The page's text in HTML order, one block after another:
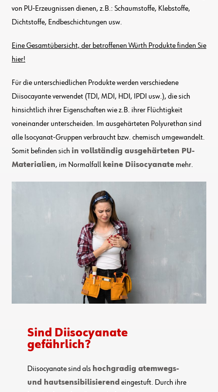
von PU-Erzeugnissen dienen, z.B.: Schaumstoffe, Klebstoffe,
Dichtstoffe, Endbeschichtungen usw.
Eine Gesamtübersicht, der betroffenen Würth Produkte finden Sie
hier!
Für die unterschiedlichen Produkte werden verschiedene
Diisocayante verwendet (TDI, MDI, HDI, IPDI usw.), die sich
hinsichtlich ihrer Eigenschaften wie z.B. ihrer Flüchtigkeit
voneinander unterscheiden. Im ausgehärteten Polyurethan sind
alle Isocyanat-Gruppen verbraucht bzw. chemisch umgewandelt.
Somit befinden sich in vollständig ausgehärteten PU-
Materialien, im Normalfall keine Diisocyanate mehr.
Sind Diisocyanate
gefährlich?
Diisocyanate sind als hochgradig atemwegs-
und hautsensibilisierend eingestuft. Durch ihre